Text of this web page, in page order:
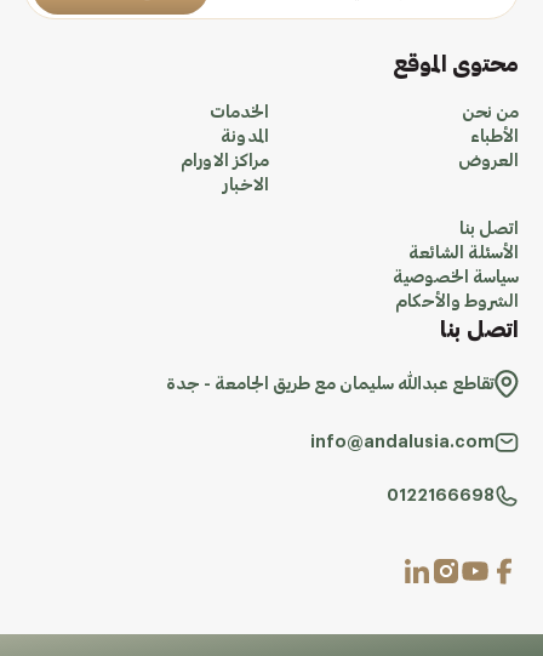
محتوى الموقع
من نحن
الأطباء
العروض
الخدمات
المدونة
مراكز الاورام
الاخبار
اتصل بنا
الأسئلة الشائعة
سياسة الخصوصية
الشروط والأحكام
اتصل بنا
تقاطع عبدالله سليمان مع طريق الجامعة - جدة
info@andalusia.com
0122166698